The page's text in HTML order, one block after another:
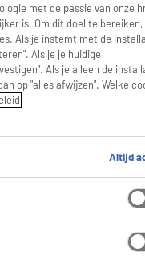
je
met de passie van onze
is. Om dit doel te bereiken,
Als je instemt met de
Als je je huidige
Als je alleen de
op "alles afwijzen". Welke
.
Altijd